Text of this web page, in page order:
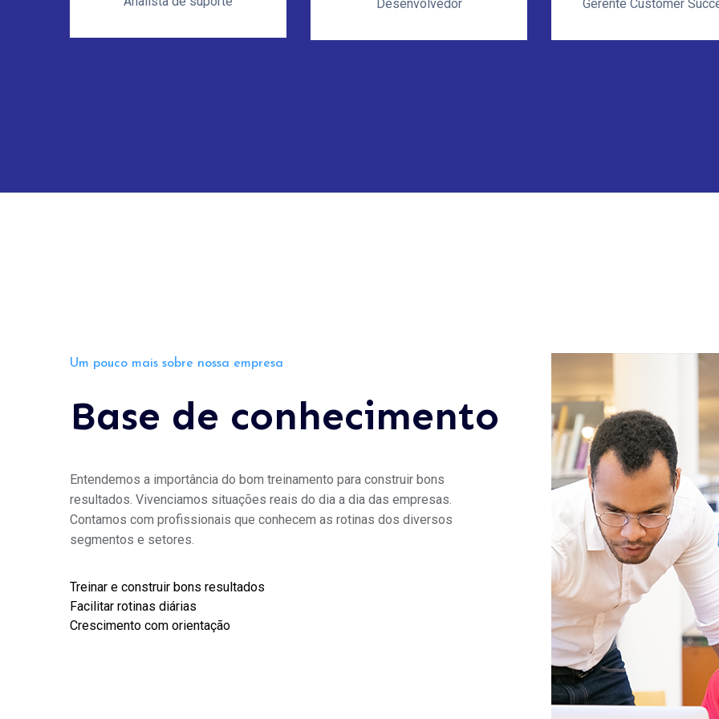
Desenvolvedor Gerente Customer
Um pouco mais sobre nossa empresa
Base de conhecimento
Entendemos a importância do bom treinamento para construir bons
resultados. Vivenciamos situações reais do dia a dia das empresas.
Contamos com profissionais que conhecem as rotinas dos diversos
segmentos e setores.
Treinar e construir bons resultados
Facilitar rotinas diárias
Crescimento com orientação